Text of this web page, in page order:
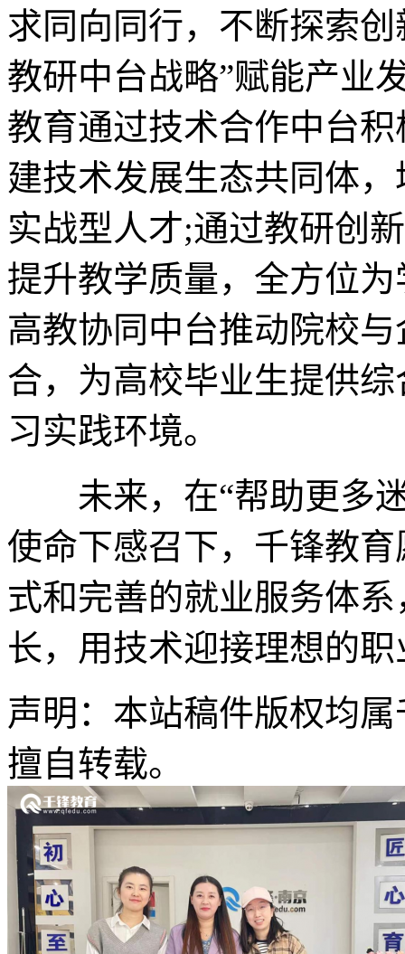
求同向同行，不断探索
教研中台战略”赋能产业
教育通过技术合作中台
建技术发展生态共同体
实战型人才;通过教研创
提升教学质量，全方位
高教协同中台推动院校
合，为高校毕业生提供
习实践环境。
未来，在“帮助更多迷
使命下感召下，千锋教
式和完善的就业服务体
长，用技术迎接理想的
声明：本站稿件版权均
擅自转载。